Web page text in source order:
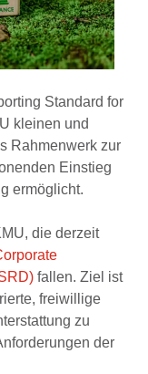
Standard for
kleinen und
Rahmenwerk zur
Einstieg
ermöglicht.
die derzeit
fallen. Ziel ist
freiwillige
zu
der